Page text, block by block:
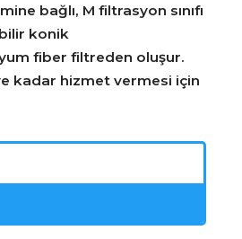
bağlı, M filtrasyon sınıfı
konik
fiber filtreden oluşur.
kadar hizmet vermesi için